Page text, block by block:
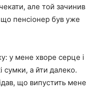
але той зачинив
що пенсіонер був уже
у мене хворе серце і
сумки, а йти далеко.
що випустить мене